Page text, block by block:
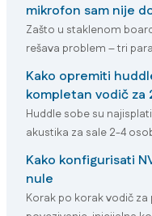
mikrofon sam nije
Zašto u staklenom
rešava problem – tri
Kako opremiti
kompletan vodič za
Huddle sobe su
akustika za sale 2-4
Kako konfigurisati
nule
Korak po korak vodič za